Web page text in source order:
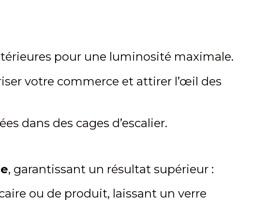
pour une luminosité maximale.
votre commerce et attirer l’œil des
dans des cages d’escalier.
, garantissant un résultat supérieur :
ou de produit, laissant un verre